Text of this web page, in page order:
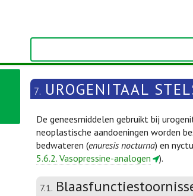
7. UROGENITAAL
De geneesmiddelen gebruikt bij
neoplastische aandoeningen worden
bedwateren (enuresis nocturna) en
5.6.2. Vasopressine-analogen
).
7.1.